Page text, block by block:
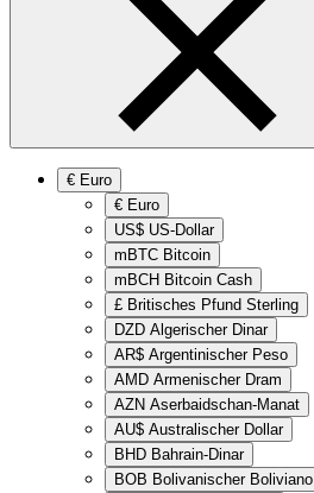
€ Euro
€ Euro
US$ US-Dollar
mBTC Bitcoin
mBCH Bitcoin Cash
£ Britisches Pfund Sterling
DZD Algerischer Dinar
AR$ Argentinischer Peso
AMD Armenischer Dram
AZN Aserbaidschan-Manat
AU$ Australischer Dollar
BHD Bahrain-Dinar
BOB Bolivanischer Boliviano